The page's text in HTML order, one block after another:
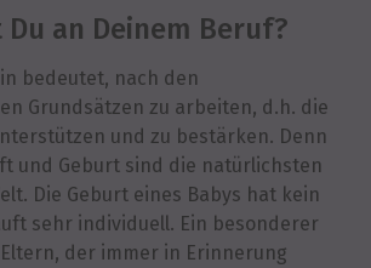
Du an Deinem Beruf?
bedeutet, nach den
Grundsätzen zu arbeiten, d.h. die
und zu bestärken. Denn
und Geburt sind die natürlichsten
Die Geburt eines Babys hat kein
sehr individuell. Ein besonderer
der immer in Erinnerung